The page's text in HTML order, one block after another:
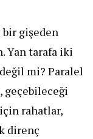
gişeden
Yan tarafa iki
mi? Paralel
geçebileceği
rahatlar,
direnç